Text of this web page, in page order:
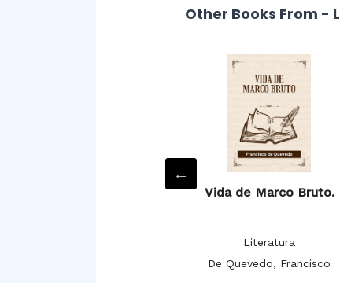
Other Books From -
Vida de Marco Bruto.
Literatura
De Quevedo, Francisco